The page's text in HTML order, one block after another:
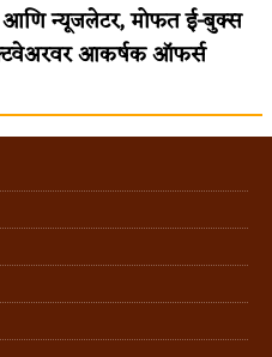
आणि न्यूजलेटर, मोफत ई-बुक्स
आकर्षक ऑफर्स